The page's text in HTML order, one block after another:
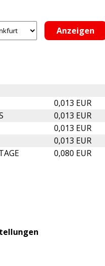
0,013 EUR
0,013 EUR
0,013 EUR
0,013 EUR
0,080 EUR